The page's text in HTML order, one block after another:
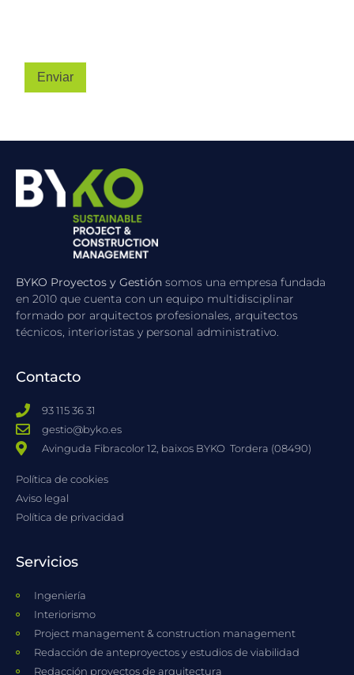
Enviar
BYKO Proyectos y Gestión somos una empresa fundada
en 2010 que cuenta con un equipo multidisciplinar
formado por arquitectos profesionales, arquitectos
técnicos, interioristas y personal administrativo.
Contacto
93 115 36 31
gestio@byko.es
Avinguda Fibracolor 12, baixos BYKO ​ Tordera (08490)
Política de cookies
Aviso legal
Política de privacidad
Servicios
Ingeniería
Interiorismo
Project management & construction management
Redacción de anteproyectos y estudios de viabilidad
Redacción proyectos de arquitectura